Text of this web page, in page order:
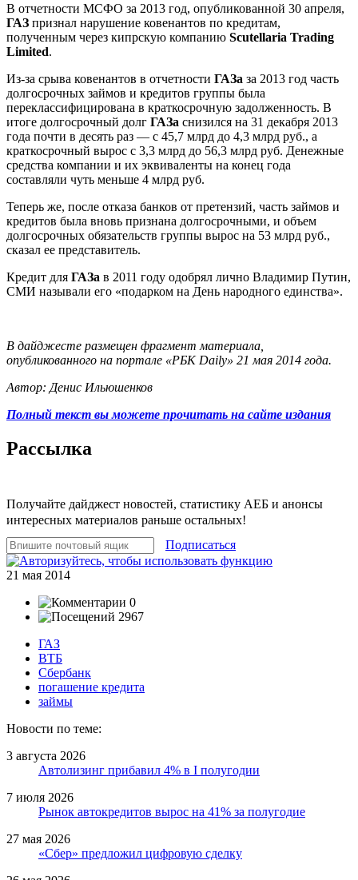
В отчетности МСФО за 2013 год, опубликованной 30 апреля,
ГАЗ признал нарушение ковенантов по кредитам,
полученным через кипрскую компанию Scutellaria Trading
Limited.
Из-за срыва ковенантов в отчетности ГАЗа за 2013 год часть
долгосрочных займов и кредитов группы была
переклассифицирована в краткосрочную задолженность. В
итоге долгосрочный долг ГАЗа снизился на 31 декабря 2013
года почти в десять раз — с 45,7 млрд до 4,3 млрд руб., а
краткосрочный вырос с 3,3 млрд до 56,3 млрд руб. Денежные
средства компании и их эквиваленты на конец года
составляли чуть меньше 4 млрд руб.
Теперь же, после отказа банков от претензий, часть займов и
кредитов была вновь признана долгосрочными, и объем
долгосрочных обязательств группы вырос на 53 млрд руб.,
сказал ее представитель.
Кредит для ГАЗа в 2011 году одобрял лично Владимир Путин,
СМИ называли его «подарком на День народного единства».
В дайджесте размещен фрагмент материала,
опубликованного на портале «РБК Daily» 21 мая 2014 года.
Автор: Денис Ильюшенков
Полный текст вы можете прочитать на сайте издания
Рассылка
Получайте дайджест новостей, статистику АЕБ и анонсы
интересных материалов раньше остальных!
Подписаться
21 мая 2014
0
2967
ГАЗ
ВТБ
Сбербанк
погашение кредита
займы
Новости по теме:
3 августа 2026
Автолизинг прибавил 4% в I полугодии
7 июля 2026
Рынок автокредитов вырос на 41% за полугодие
27 мая 2026
«Сбер» предложил цифровую сделку